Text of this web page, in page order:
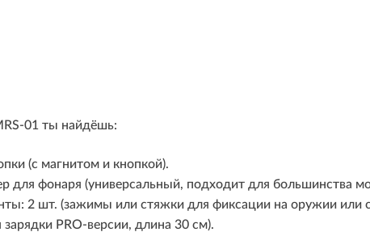
01 ты найдёшь:
(с магнитом и кнопкой).
для фонаря (универсальный, подходит для большинства
2 шт. (зажимы или стяжки для фиксации на оружии или
зарядки PRO-версии, длина 30 см).